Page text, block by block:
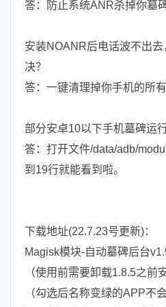
答：防止系统ANR杀掉你墓
安装NOANR后电话波不出
决？
答：一键清理掉你手机的所
部分安卓10以下手机墓碑运
答：打开文件/data/adb/
到19行就能看到啦。
下载地址(22.7.23号更新)：
Magisk模块-自动墓碑后台
（使用前需要卸载1.8.5之前
（勾选后名称变绿的APP不